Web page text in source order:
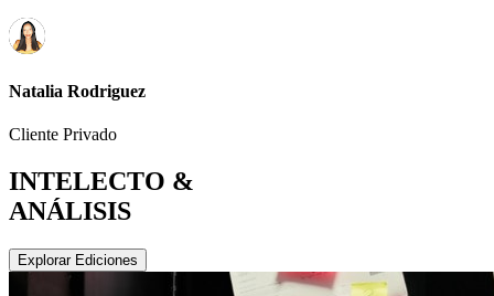
Natalia Rodriguez
Cliente Privado
INTELECTO &
ANÁLISIS
Explorar Ediciones